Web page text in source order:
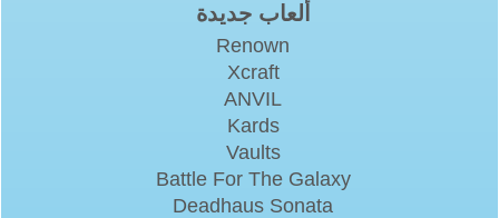
ألعاب جديدة
Renown
Xcraft
ANVIL
Kards
Vaults
Battle For The Galaxy
Deadhaus Sonata